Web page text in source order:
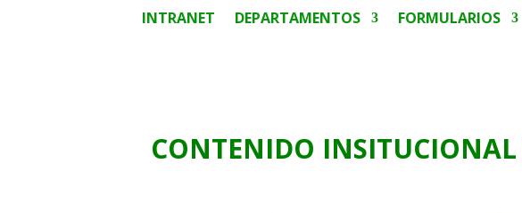
INTRANET DEPARTAMENTOS FORMULARIOS
CONTENIDO INSITUCIONAL